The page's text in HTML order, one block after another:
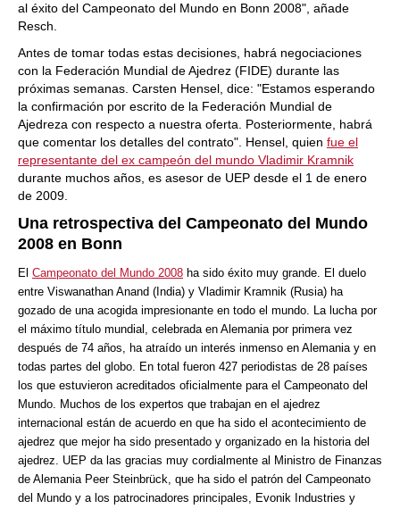
al éxito del Campeonato del Mundo en Bonn 2008", añade
Resch.
Antes de tomar todas estas decisiones, habrá negociaciones
con la Federación Mundial de Ajedrez (FIDE) durante las
próximas semanas. Carsten Hensel, dice: "Estamos esperando
la confirmación por escrito de la Federación Mundial de
Ajedreza con respecto a nuestra oferta. Posteriormente, habrá
que comentar los detalles del contrato". Hensel, quien fue el
representante del ex campeón del mundo Vladimir Kramnik
durante muchos años, es asesor de UEP desde el 1 de enero
de 2009.
Una retrospectiva del Campeonato del Mundo
2008 en Bonn
El Campeonato del Mundo 2008 ha sido éxito muy grande. El duelo
entre Viswanathan Anand (India) y Vladimir Kramnik (Rusia) ha
gozado de una acogida impresionante en todo el mundo. La lucha por
el máximo título mundial, celebrada en Alemania por primera vez
después de 74 años, ha atraído un interés inmenso en Alemania y en
todas partes del globo. En total fueron 427 periodistas de 28 países
los que estuvieron acreditados oficialmente para el Campeonato del
Mundo. Muchos de los expertos que trabajan en el ajedrez
internacional están de acuerdo en que ha sido el acontecimiento de
ajedrez que mejor ha sido presentado y organizado en la historia del
ajedrez. UEP da las gracias muy cordialmente al Ministro de Finanzas
de Alemania Peer Steinbrück, que ha sido el patrón del Campeonato
del Mundo y a los patrocinadores principales, Evonik Industries y